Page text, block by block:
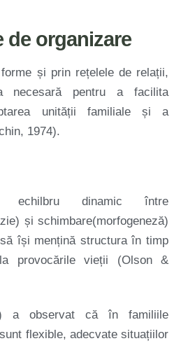
de organizare
și prin rețelele de relații,
necesară pentru a facilita
unității familiale și a
1974).
echilbru dinamic între
și schimbare(morfogeneză)
își mențină structura în timp
provocările vieții (Olson &
a observat că în familiile
flexible, adecvate situațiilor